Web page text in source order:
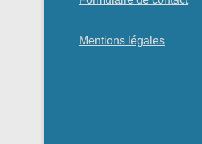
Mentions légales